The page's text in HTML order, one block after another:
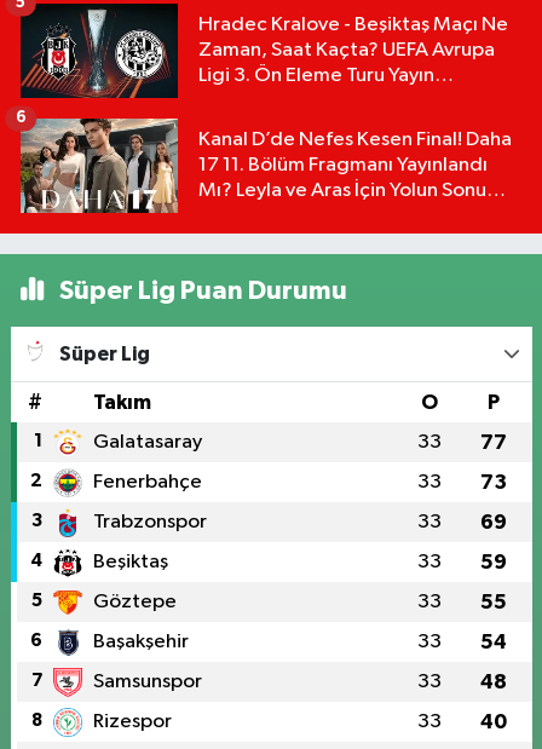
Hradec Kralove - Beşiktaş Maçı Ne
Zaman, Saat Kaçta? UEFA Avrupa
Ligi 3. Ön Eleme Turu Yayın
Kanal D’de Nefes Kesen Final! Daha
17 11. Bölüm Fragmanı Yayınlandı
Mı? Leyla ve Aras İçin Yolun Sonu
6
Süper Lig Puan Durumu
Süper Lig
# Takım O P
1 Galatasaray 33 77
2 Fenerbahçe 33 73
3 Trabzonspor 33 69
4 Beşiktaş 33 59
5 Göztepe 33 55
6 Başakşehir 33 54
7 Samsunspor 33 48
8 Rizespor 33 40